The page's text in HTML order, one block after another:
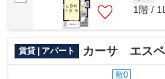
1階 /
賃貸 | アパート カーサ エス
敷0